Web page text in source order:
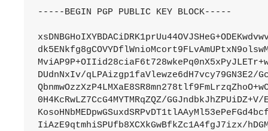
-----BEGIN PGP PUBLIC KEY BLOCK-----
DUdnNxIv/qLPAizgp1faVlewze6dH7vcy79GN3E2/
0H4KcRwLZ7CcG4MYTMRqZQZ/
IiAzE9qtmhiSPUfb8XCXkGwBfkZc1A4fgJ7izx/